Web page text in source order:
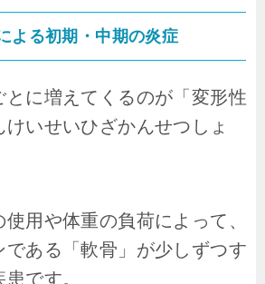
よる初期・中期の炎症
とに増えてくるのが「変形性
けいせいひざかんせつしょ
用や体重の負荷によって、
である「軟骨」が少しずつす
です。